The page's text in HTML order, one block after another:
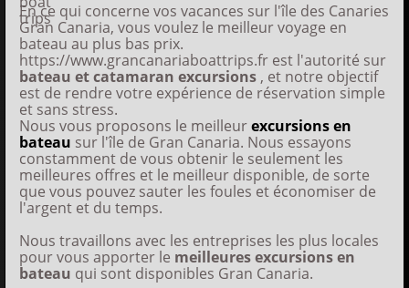
En ce qui concerne vos vacances sur l'île des Canaries
Gran Canaria, vous voulez le meilleur voyage en
bateau au plus bas prix.
https://www.grancanariaboattrips.fr est l'autorité sur
bateau et catamaran excursions , et notre objectif
est de rendre votre expérience de réservation simple
et sans stress.
Nous vous proposons le meilleurexcursions en
bateau sur l'île de Gran Canaria. Nous essayons
constamment de vous obtenir le seulement les
meilleures offres et le meilleur disponible, de sorte
que vous pouvez sauter les foules et économiser de
l'argent et du temps.
Nous travaillons avec les entreprises les plus locales
pour vous apporter le meilleures excursions en
bateau qui sont disponibles Gran Canaria.